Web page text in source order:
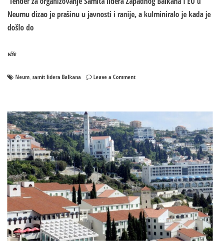
Neumu dizao je prašinu u javnosti i ranije, a kulminiralo je kada je
došlo do
više
Neum, samit lidera Balkana Leave a Commenton
sa
nula
radnika
propala
organizacija
važnog
samita
u
Neumu